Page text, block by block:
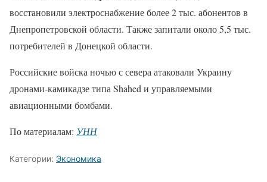
восстановили электроснабжение более 2 тыс. абонентов в
Днепропетровской области. Также запитали около 5,5 тыс.
потребителей в Донецкой области.
Российские войска ночью с севера атаковали Украину
дронами-камикадзе типа Shahed и управляемыми
авиационными бомбами.
По материалам: УНН
Категории: Экономика